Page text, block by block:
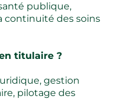
publique,
continuité des soins
titulaire ?
gestion
pilotage des